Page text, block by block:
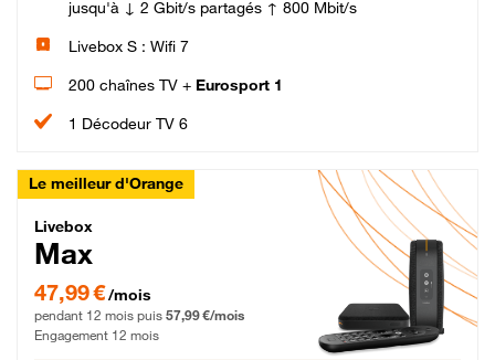
jusqu'à ↓ 2 Gbit/s partagés ↑ 800 Mbit/s
Livebox S : Wifi 7
200 chaînes TV + Eurosport 1
1 Décodeur TV 6
Le meilleur d'Orange
Livebox Max Fibre
Livebox
Max
47,99 € par mois pendant 12 mois puis 57,99 € par mois, Engagement 12 mois
47,99 €/mois
pendant 12 mois puis 57,99 €/mois
Engagement 12 mois